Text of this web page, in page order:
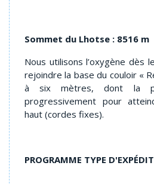
Sommet du Lhotse : 8516 m
Nous utilisons l’oxygène dès
rejoindre la base du couloir «
à six mètres, dont la
progressivement pour
haut (cordes fixes).
PROGRAMME TYPE